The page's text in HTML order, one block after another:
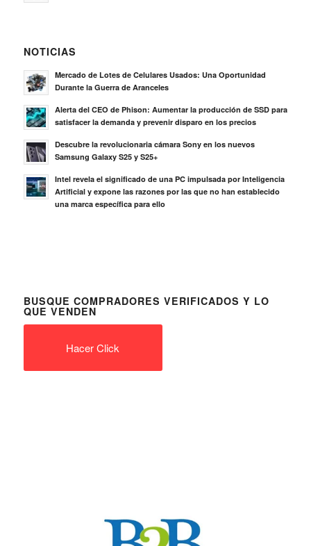
NOTICIAS
Mercado de Lotes de Celulares Usados: Una Oportunidad
Durante la Guerra de Aranceles
Alerta del CEO de Phison: Aumentar la producción de SSD para
satisfacer la demanda y prevenir disparo en los precios
Descubre la revolucionaria cámara Sony en los nuevos
Samsung Galaxy S25 y S25+
Intel revela el significado de una PC impulsada por Inteligencia
Artificial y expone las razones por las que no han establecido
una marca específica para ello
BUSQUE COMPRADORES VERIFICADOS Y LO
QUE VENDEN
Hacer Click